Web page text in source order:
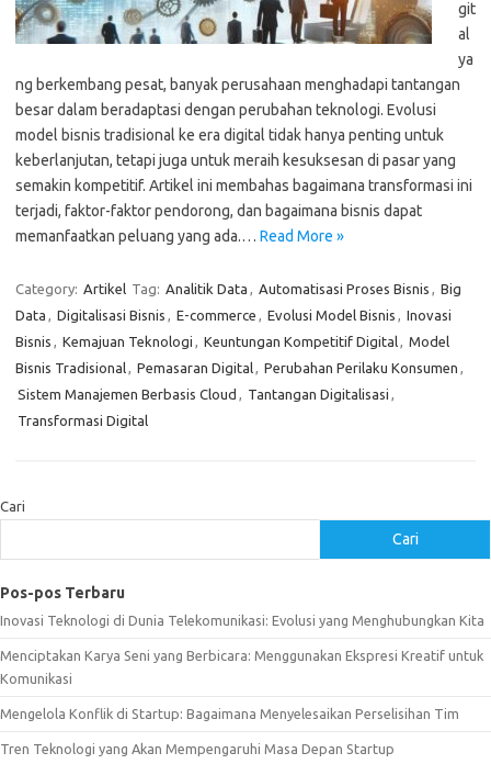
git
al
ya
ng berkembang pesat, banyak perusahaan menghadapi tantangan
besar dalam beradaptasi dengan perubahan teknologi. Evolusi
model bisnis tradisional ke era digital tidak hanya penting untuk
keberlanjutan, tetapi juga untuk meraih kesuksesan di pasar yang
semakin kompetitif. Artikel ini membahas bagaimana transformasi ini
terjadi, faktor-faktor pendorong, dan bagaimana bisnis dapat
memanfaatkan peluang yang ada.… Read More »
Category: Artikel Tag: Analitik Data , Automatisasi Proses Bisnis , Big
Data , Digitalisasi Bisnis , E-commerce , Evolusi Model Bisnis , Inovasi
Bisnis , Kemajuan Teknologi , Keuntungan Kompetitif Digital, Model
Bisnis Tradisional, Pemasaran Digital, Perubahan Perilaku Konsumen ,
Sistem Manajemen Berbasis Cloud , Tantangan Digitalisasi ,
Transformasi Digital
Cari
Cari
Pos-pos Terbaru
Inovasi Teknologi di Dunia Telekomunikasi: Evolusi yang Menghubungkan Kita
Menciptakan Karya Seni yang Berbicara: Menggunakan Ekspresi Kreatif untuk
Komunikasi
Mengelola Konflik di Startup: Bagaimana Menyelesaikan Perselisihan Tim
Tren Teknologi yang Akan Mempengaruhi Masa Depan Startup